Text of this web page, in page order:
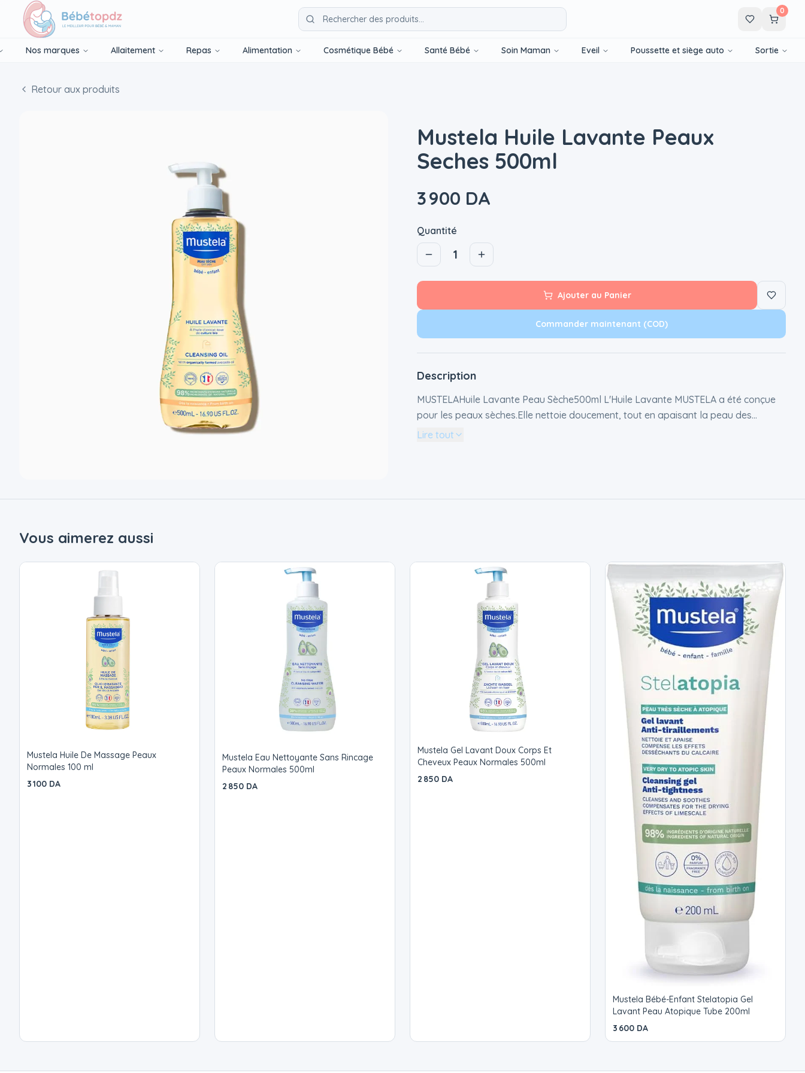
0
Nos marques Allaitement Repas Alimentation Cosmétique Bébé Santé Bébé Soin Maman Eveil Poussette et siège auto Sortie
Retour aux produits
Mustela Huile Lavante Peaux
Seches 500ml
3 900 DA
Quantité
1
Ajouter au Panier
Commander maintenant (COD)
Description
MUSTELAHuile Lavante Peau Sèche500ml L'Huile Lavante MUSTELA a été conçue
pour les peaux sèches.Elle nettoie doucement, tout en apaisant la peau des
sensations de tiraillement. Elle va nourrir la peau de façon intense et de la protéger
Lire tout
Vous aimerez aussi
Mustela Huile De Massage Peaux
Normales 100 ml
3 100 DA
Mustela Eau Nettoyante Sans Rincage
Peaux Normales 500ml
2 850 DA
Mustela Gel Lavant Doux Corps Et
Cheveux Peaux Normales 500ml
2 850 DA
Mustela Bébé-Enfant Stelatopia Gel
Lavant Peau Atopique Tube 200ml
3 600 DA